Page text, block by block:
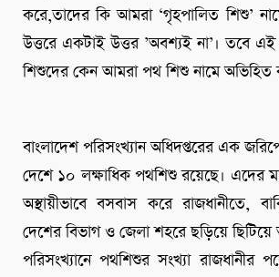
করে,তাদের কি আমরা ‘গৃহপালিত শিশু’
উত্তরে একটাই উত্তর ’অবশ্যই না’। তবে
শিশুদের কেন আমরা পথ শিশু নামে অভিহিত
বাংলাদেশ পরিসংখ্যান অধিদপ্তরের এক
দেশে ১০ লক্ষাধিক পথশিশু রয়েছে। এদের
অস্থায়ীভাবে বসবাস করে রাজধানীতে,
দেশের বিভাগ ও জেলা শহরে ছড়িয়ে
পরিসংখ্যানে পথশিশুর সংখ্যা রাজধানীর